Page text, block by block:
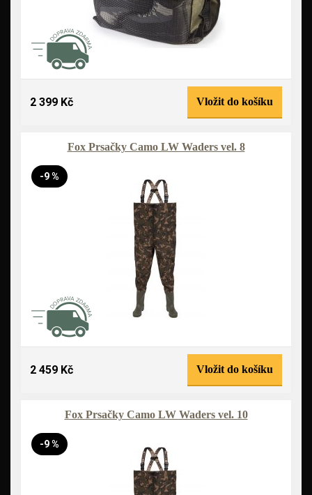
2 399 Kč Vložit do košíku
Fox Prsačky Camo LW Waders vel. 8
-9 %
2 459 Kč Vložit do košíku
Fox Prsačky Camo LW Waders vel. 10
-9 %